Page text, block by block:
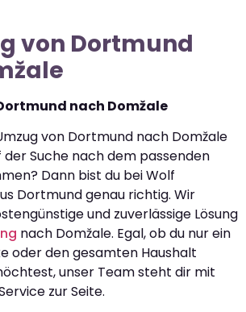
von Dortmund
nach Domžale
von Dortmund nach Domžale
Suche nach dem passenden
Dann bist du bei Wolf
Dortmund genau richtig. Wir
und zuverlässige Lösung
nach Domžale. Egal, ob du nur ein
oder den gesamten Haushalt
unser Team steht dir mit
zur Seite.